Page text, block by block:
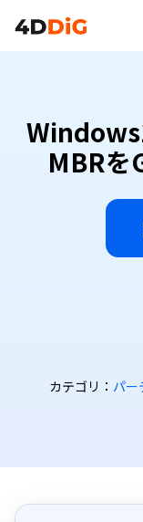
MBRを
カテゴリ： パー